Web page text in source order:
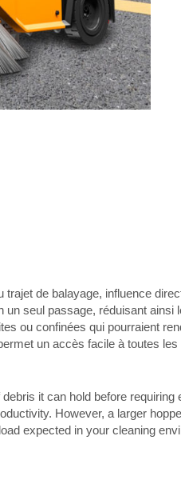
de balayage, influence
seul passage, réduisant
ou confinées qui pourraient
un accès facile à toutes les
it can hold before
However, a larger
expected in your cleaning